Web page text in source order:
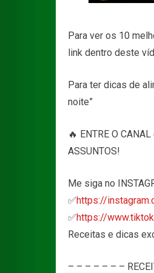
Para ver os 10
link dentro deste
Para ter dicas de
noite”
🔥 ENTRE O
ASSUNTOS!
Me siga no
✅https://
✅https://
Receitas e dicas
– – – – – – –